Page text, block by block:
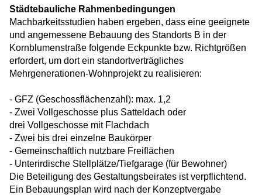
Städtebauliche Rahmenbedingungen
Machbarkeitsstudien haben ergeben, dass eine geeignete
und angemessene Bebauung des Standorts B in der
Kornblumenstraße folgende Eckpunkte bzw. Richtgrößen
erfordert, um dort ein standortverträgliches
Mehrgenerationen-Wohnprojekt zu realisieren:
- GFZ (Geschossflächenzahl): max. 1,2
- Zwei Vollgeschosse plus Satteldach oder
drei Vollgeschosse mit Flachdach
- Zwei bis drei einzelne Baukörper
- Gemeinschaftlich nutzbare Freiflächen
- Unterirdische Stellplätze/Tiefgarage (für Bewohner)
Die Beteiligung des Gestaltungsbeirates ist verpflichtend.
Ein Bebauungsplan wird nach der Konzeptvergabe